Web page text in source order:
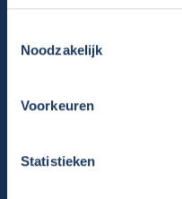
Noodzakelijk
Voorkeuren
Statistieken
Gratis E-book – 8